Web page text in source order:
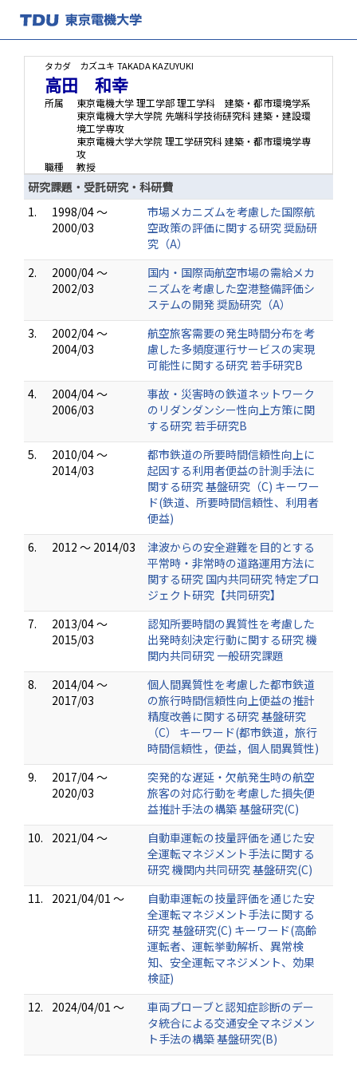
タカダ カズユキ TAKADA KAZUYUKI
高田 和幸
所属
東京電機大学 理工学部 理工学科 建築・都市環境学系
東京電機大学大学院 先端科学技術研究科 建築・建設環
境工学専攻
東京電機大学大学院 理工学研究科 建築・都市環境学専
攻
職種
教授
研究課題・受託研究・科研費
1.
1998/04 ～
2000/03
市場メカニズムを考慮した国際航
空政策の評価に関する研究 奨励研
究（A）
2.
2000/04 ～
2002/03
国内・国際両航空市場の需給メカ
ニズムを考慮した空港整備評価シ
ステムの開発 奨励研究（A）
3.
2002/04 ～
2004/03
航空旅客需要の発生時間分布を考
慮した多頻度運行サービスの実現
可能性に関する研究 若手研究B
4.
2004/04 ～
2006/03
事故・災害時の鉄道ネットワーク
のリダンダンシー性向上方策に関
する研究 若手研究B
5.
2010/04 ～
2014/03
都市鉄道の所要時間信頼性向上に
起因する利用者便益の計測手法に
関する研究 基盤研究（C) キーワー
ド(鉄道、所要時間信頼性、利用者
便益)
6.
2012 ～ 2014/03
津波からの安全避難を目的とする
平常時・非常時の道路運用方法に
関する研究 国内共同研究 特定プロ
ジェクト研究【共同研究】
7.
2013/04 ～
2015/03
認知所要時間の異質性を考慮した
出発時刻決定行動に関する研究 機
関内共同研究 一般研究課題
8.
2014/04 ～
2017/03
個人間異質性を考慮した都市鉄道
の旅行時間信頼性向上便益の推計
精度改善に関する研究 基盤研究
（C） キーワード(都市鉄道，旅行
時間信頼性，便益，個人間異質性)
9.
2017/04 ～
2020/03
突発的な遅延・欠航発生時の航空
旅客の対応行動を考慮した損失便
益推計手法の構築 基盤研究(C)
10.
2021/04 ～
自動車運転の技量評価を通じた安
全運転マネジメント手法に関する
研究 機関内共同研究 基盤研究(C)
11.
2021/04/01 ～
自動車運転の技量評価を通じた安
全運転マネジメント手法に関する
研究 基盤研究(C) キーワード(高齢
運転者、運転挙動解析、異常検
知、安全運転マネジメント、効果
検証)
12.
2024/04/01 ～
車両プローブと認知症診断のデー
タ統合による交通安全マネジメン
ト手法の構築 基盤研究(B)